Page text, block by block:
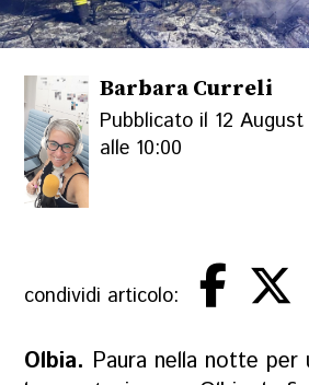
Barbara Curreli
Pubblicato il 12
alle 10:00
condividi articolo:
Olbia. Paura nella notte per